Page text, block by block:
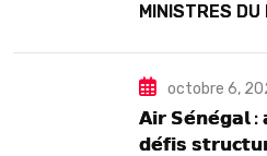
MINISTRES DU
octobre 6,
𝗔𝗶𝗿 𝗦𝗲́𝗻𝗲́𝗴𝗮𝗹 :
𝗱𝗲́𝗳𝗶𝘀